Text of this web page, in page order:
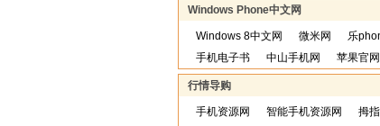
Windows Phone中文网
Windows 8中文网 微米网 乐
手机电子书
中山手机网 苹果官网
行情导购
手机资源网 智能手机资源网 拇